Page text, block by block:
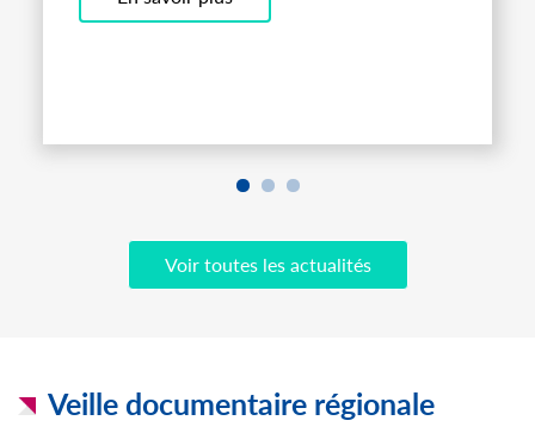
Voir toutes les actualités
Veille documentaire régionale